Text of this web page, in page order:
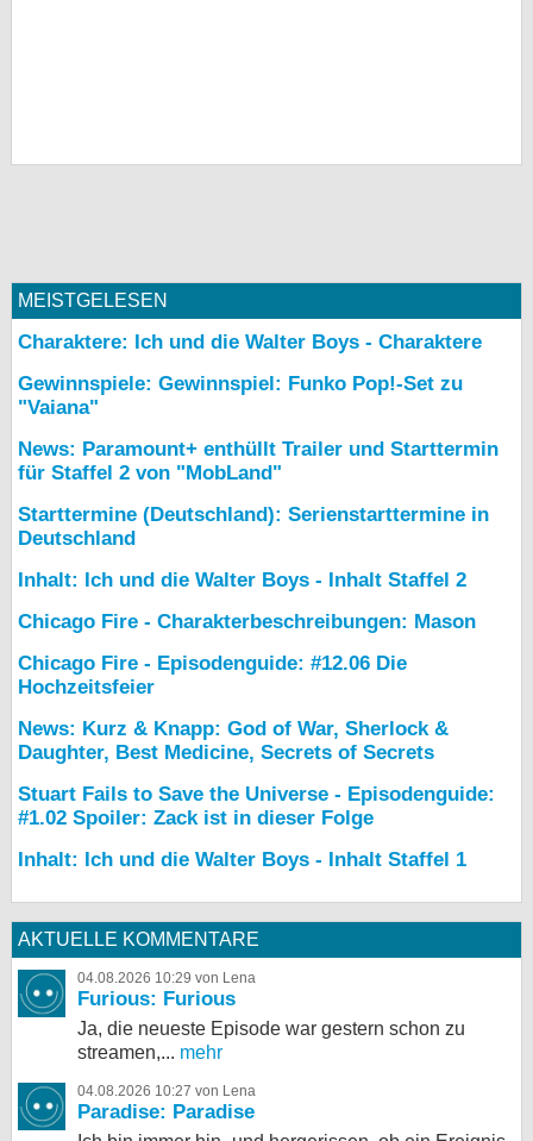
MEISTGELESEN
Charaktere: Ich und die Walter Boys - Charaktere
Gewinnspiele: Gewinnspiel: Funko Pop!-Set zu
"Vaiana"
News: Paramount+ enthüllt Trailer und Starttermin
für Staffel 2 von "MobLand"
Starttermine (Deutschland): Serienstarttermine in
Deutschland
Inhalt: Ich und die Walter Boys - Inhalt Staffel 2
Chicago Fire - Charakterbeschreibungen: Mason
Chicago Fire - Episodenguide: #12.06 Die
Hochzeitsfeier
News: Kurz & Knapp: God of War, Sherlock &
Daughter, Best Medicine, Secrets of Secrets
Stuart Fails to Save the Universe - Episodenguide:
#1.02 Spoiler: Zack ist in dieser Folge
Inhalt: Ich und die Walter Boys - Inhalt Staffel 1
AKTUELLE KOMMENTARE
04.08.2026 10:29 von Lena
Furious: Furious
Ja, die neueste Episode war gestern schon zu
streamen,... mehr
04.08.2026 10:27 von Lena
Paradise: Paradise